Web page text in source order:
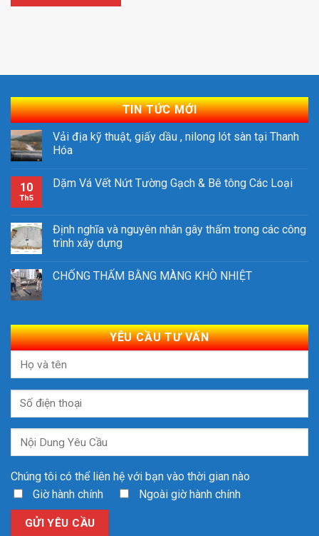
TIN TỨC MỚI
Vải địa kỹ thuật, giấy dầu , nilong lót sàn tại Thanh
Hóa
10
Th5
Dặm Vá Vết Nứt Tường Gạch & Bê tông Các Loại
Định nghĩa và nguyên nhân gây thấm trong các công
trình xây dựng
CHỐNG THẤM BẰNG MÀNG KHÒ NHIỆT
YÊU CẦU TƯ VẤN
Chúng tôi có thể liên hệ với bạn vào thời gian nào
Giờ hành chính
Ngoài giờ hành chính